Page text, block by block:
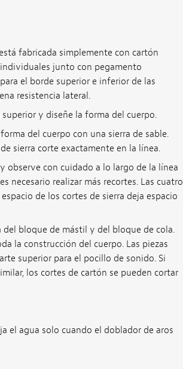
fabricada simplemente con cartón
junto con pegamento
el borde superior e inferior de las
resistencia lateral.
y diseñe la forma del cuerpo.
del cuerpo con una sierra de sable.
sierra corte exactamente en la línea.
observe con cuidado a lo largo de la línea
necesario realizar más recortes. Las cuatro
de los cortes de sierra deja espacio
bloque de mástil y del bloque de cola.
la construcción del cuerpo. Las piezas
superior para el pocillo de sonido. Si
los cortes de cartón se pueden cortar
el agua solo cuando el doblador de aros